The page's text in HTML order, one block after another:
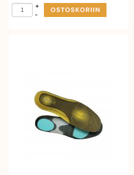
-
+